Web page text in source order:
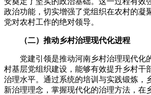
政治功能，切实增强了党组织在农村的凝
党对农村工作的绝对领导。
（二）推动乡村治理现代化进程
党建引领是推动河南乡村治理现代化
村基层党组织建设，能够有效提升乡村干
治理水平。通过系统的培训与实践锻炼，
新治理理念，掌握现代化的治理方法，在